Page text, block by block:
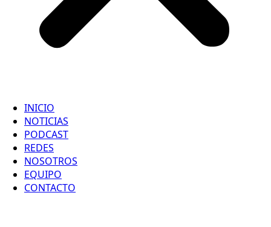
INICIO
NOTICIAS
PODCAST
REDES
NOSOTROS
EQUIPO
CONTACTO